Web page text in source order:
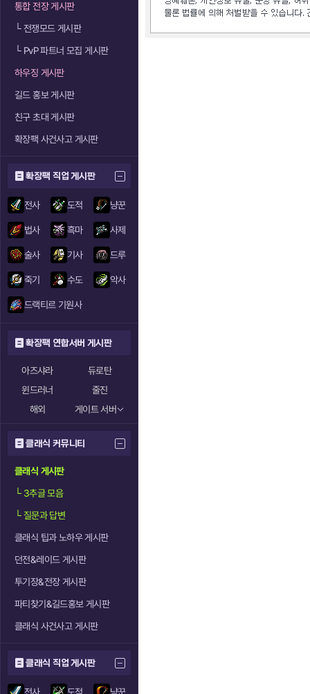
통합 전장 게시판
└전쟁모드 게시판
└PvP 파트너 모집 게시판
하우징 게시판
길드 홍보 게시판
친구 초대 게시판
확장팩 사건사고 게시판
확장팩 직업 게시판
전사 도적 냥꾼
법사 흑마 사제
술사 기사 드루
죽기 수도 악사
드랙티르 기원사
확장팩 연합서버 게시판
아즈샤라
듀로탄
윈드러너
줄진
해외
게이트 서버
클래식 커뮤니티
클래식 게시판
└3추글 모음
└질문과 답변
클래식 팁과 노하우 게시판
던전&레이드 게시판
투기장&전장 게시판
파티찾기&길드홍보 게시판
클래식 사건사고 게시판
클래식 직업 게시판